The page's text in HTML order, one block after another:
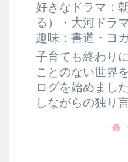
好きなドラマ：
る）・大河ドラマ
趣味：書道・ヨ
子育ても終わり
ことのない世界
ログを始めまし
しながらの独り